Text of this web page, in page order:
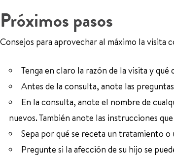
Próximos pasos
Consejos para aprovechar al máximo la visita
Tenga en claro la razón de la visita y qué
Antes de la consulta, anote las
En la consulta, anote el nombre de
nuevos. También anote las instrucciones
Sepa por qué se receta un tratamiento
Pregunte si la afección de su hijo se